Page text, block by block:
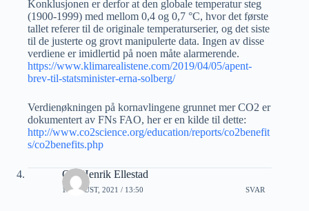
Konklusjonen er derfor at den globale temperatur steg
(1900-1999) med mellom 0,4 og 0,7 °C, hvor det første
tallet referer til de originale temperaturserier, og det siste
til de justerte og grovt manipulerte data. Ingen av disse
verdiene er imidlertid på noen måte alarmerende.
https://www.klimarealistene.com/2019/04/05/apent-
brev-til-statsminister-erna-solberg/
Verdienøkningen på kornavlingene grunnet mer CO2 er
dokumentert av FNs FAO, her er en kilde til dette:
http://www.co2science.org/education/reports/co2benefit
s/co2benefits.php
Ole Henrik Ellestad
1 AUGUST, 2021 / 13:50 SVAR